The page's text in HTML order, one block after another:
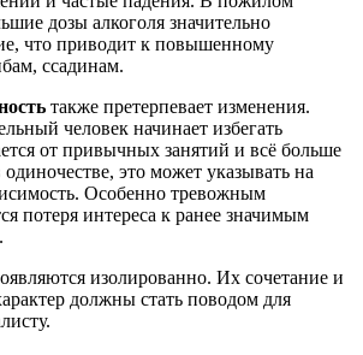
дозы алкоголя значительно
что приводит к повышенному
ссадинам.
также претерпевает изменения.
человек начинает избегать
от привычных занятий и всё больше
это может указывать на
Особенно тревожным
потеря интереса к ранее значимым
изолированно. Их сочетание и
должны стать поводом для